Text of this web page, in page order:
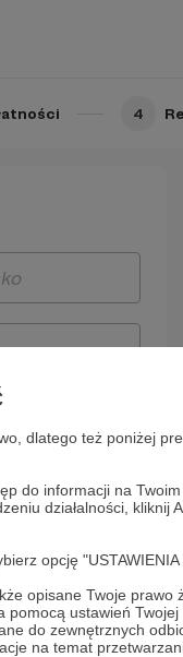
dlatego też poniżej
do informacji na
działalności, kliknij
opcję "USTAWIENIA
opisane Twoje prawo
ustawień
do zewnętrznych
na temat
4
danych
w celu